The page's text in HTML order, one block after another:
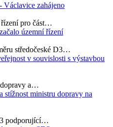
Václavice zahájeno
řízení pro část…
územní řízení
středočeské D3…
v souvislosti s výstavbou
dopravy a…
stížnost ministru dopravy na
podporující…